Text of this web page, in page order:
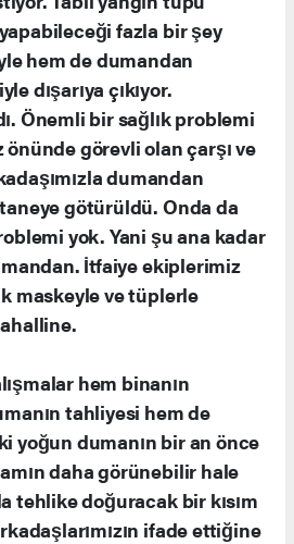
fazla bir şey
hem de dumandan
dışarıya çıkıyor.
Önemli bir sağlık problemi
görevli olan çarşı ve
dumandan
götürüldü. Onda da
yok. Yani şu ana kadar
İtfaiye ekiplerimiz
maskeyle ve tüplerle
hem binanın
tahliyesi hem de
yoğun dumanın bir an önce
daha görünebilir hale
tehlike doğuracak bir kısım
ifade ettiğine